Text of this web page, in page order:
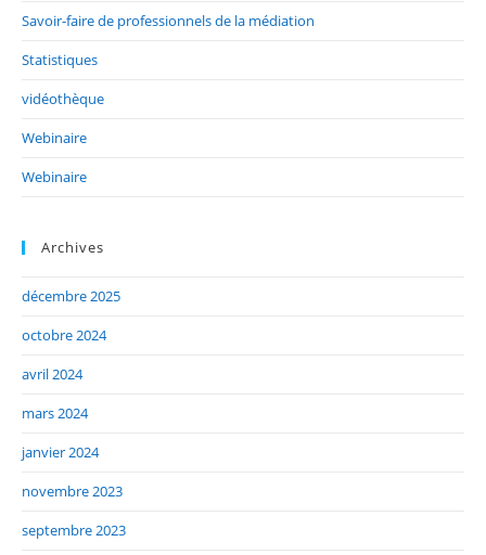
Savoir-faire de professionnels de la médiation
Statistiques
vidéothèque
Webinaire
Webinaire
Archives
décembre 2025
octobre 2024
avril 2024
mars 2024
janvier 2024
novembre 2023
septembre 2023